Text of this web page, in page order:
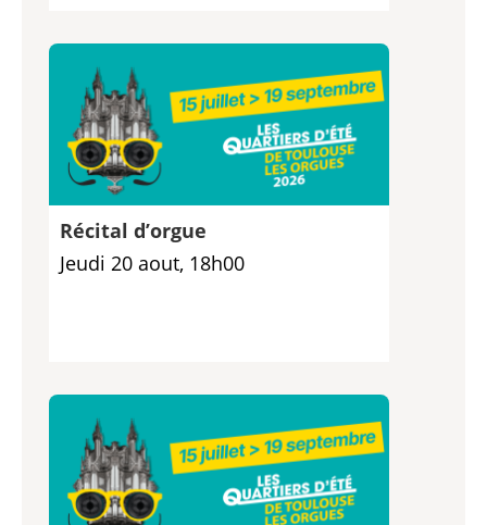
Récital d’orgue
Jeudi 20 aout, 18h00